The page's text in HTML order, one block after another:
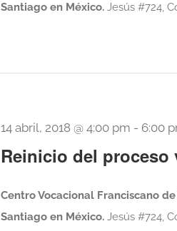
Santiago en México. Jesús #724,
14 abril, 2018 @ 4:00 pm - 6:00
Reinicio del proceso
Centro Vocacional Franciscano
Santiago en México. Jesús #724,